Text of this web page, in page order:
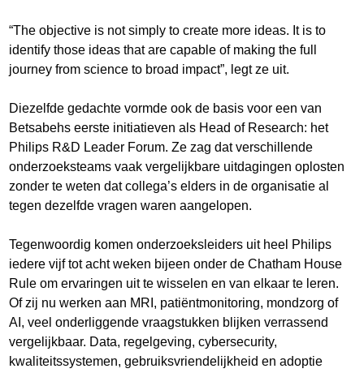
“The objective is not simply to create more ideas. It is to
identify those ideas that are capable of making the full
journey from science to broad impact”, legt ze uit.
Diezelfde gedachte vormde ook de basis voor een van
Betsabehs eerste initiatieven als Head of Research: het
Philips R&D Leader Forum. Ze zag dat verschillende
onderzoeksteams vaak vergelijkbare uitdagingen oplosten
zonder te weten dat collega’s elders in de organisatie al
tegen dezelfde vragen waren aangelopen.
Tegenwoordig komen onderzoeksleiders uit heel Philips
iedere vijf tot acht weken bijeen onder de Chatham House
Rule om ervaringen uit te wisselen en van elkaar te leren.
Of zij nu werken aan MRI, patiëntmonitoring, mondzorg of
AI, veel onderliggende vraagstukken blijken verrassend
vergelijkbaar. Data, regelgeving, cybersecurity,
kwaliteitssystemen, gebruiksvriendelijkheid en adoptie